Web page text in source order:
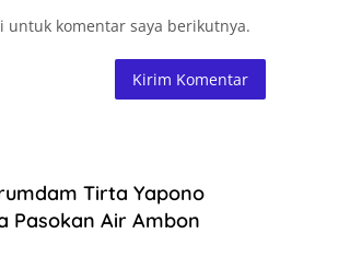
komentar saya berikutnya.
Tirta Yapono
Pasokan Air Ambon